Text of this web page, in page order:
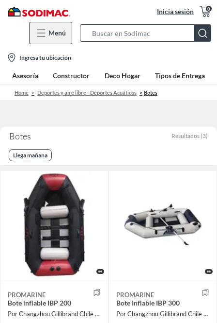
Inicia sesión 0
Menú
Bar
location-
icon
Ingresa tu ubicación
Asesoría Constructor Deco Hogar Tipos de Entrega
Home Deportes y aire libre - Deportes Acuáticos Botes
Botes Resultados (3)
Llega mañana
PROMARINE
Bote inflable IBP 200
Por Changzhou Gillibrand Chile Limitada
PROMARINE
Bote Inflable IBP 300
Por Changzhou Gillibrand Chile Limitada